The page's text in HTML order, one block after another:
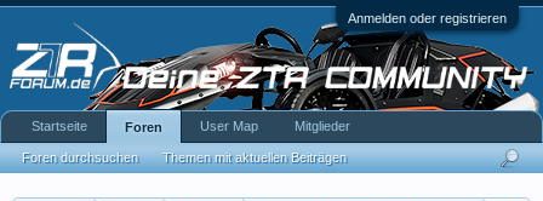
Anmelden oder registrieren
Startseite Foren
Foren durchsuchen Themen mit aktuellen Beiträgen
User Map Mitglieder